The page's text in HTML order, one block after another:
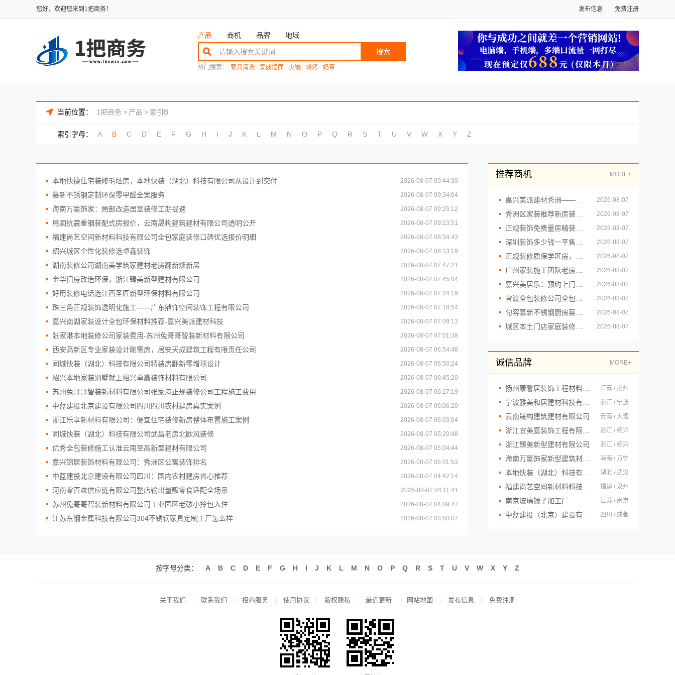
您好，欢迎您来到1把商务！ 发布信息 免费注册
产品 商机 品牌 地域
搜索
热门搜索： 家具清洗 集成墙面 火锅 烧烤 奶茶
当前位置： 1把商务 > 产品 > 索引B
索引字母： A B C D E F G H I J K L M N O P Q R S T U V W X Y Z
本地快捷住宅装修毛坯房，本地快装（湖北）科技有限公司从设计到交付 2026-08-07 09:44:39
慕新不锈钢定制环保零甲醛全案服务 2026-08-07 09:34:04
海南万赢饰家：局部改造居室装修工期提速 2026-08-07 09:25:12
稳固抗震重钢装配式房报价，云南晟构建筑建材有限公司透明公开 2026-08-07 09:23:51
福建尚艺空间新材料科技有限公司全包家庭装修口碑优选报价明细 2026-08-07 08:34:43
绍兴城区个性化装修选卓鑫装饰 2026-08-07 08:13:19
湖南装修公司湖南美学筑家建材老房翻新焕新居 2026-08-07 07:47:21
金华旧房改造环保，浙江臻美新型建材有限公司 2026-08-07 07:45:04
好用装修电话选江西圣匠新型环保材料有限公司 2026-08-07 07:24:19
珠三角正规装饰透明化施工——广东鼎饰空间装饰工程有限公司 2026-08-07 07:18:54
嘉兴南湖家装设计全包环保材料推荐-嘉兴美派建材科技 2026-08-07 07:09:13
张家港本地装修公司家装费用-苏州兔哥哥智装新材料有限公司 2026-08-07 07:01:38
西安高新区专业家装设计刚需房，居安天成建筑工程有限责任公司 2026-08-07 06:54:48
同城快装（湖北）科技有限公司精装房翻新零增项设计 2026-08-07 06:50:24
绍兴本地家装别墅就上绍兴卓鑫装饰材料有限公司 2026-08-07 06:45:20
苏州兔哥哥智装新材料有限公司张家港正规装修公司工程施工费用 2026-08-07 06:17:19
中蓝建投北京建设有限公司四川四川农村建房真实案例 2026-08-07 06:06:20
浙江乐享新材料有限公司：便宜住宅装修新房整体布置施工案例 2026-08-07 06:03:04
同城快装（湖北）科技有限公司武昌老房北欧风装修 2026-08-07 05:20:48
优秀全包装修施工认准云南至高新型建材有限公司 2026-08-07 05:04:44
嘉兴锦居装饰材料有限公司：秀洲区公寓装饰排名 2026-08-07 05:01:53
中蓝建投北京建设有限公司四川：国内农村建房省心推荐 2026-08-07 04:42:14
河南零百味供应链有限公司整店输出量贩零食适配全场景 2026-08-07 04:11:41
苏州兔哥哥智装新材料有限公司工业园区老破小拎包入住 2026-08-07 04:09:47
江苏东钢金属科技有限公司304不锈钢家具定制工厂怎么样 2026-08-07 03:50:07
推荐商机 MORE+
2026-08-07
2026-08-07
2026-08-07
2026-08-07
2026-08-07
2026-08-07
2026-08-07
2026-08-07
2026-08-07
2026-08-07
诚信品牌 MORE+
江苏 / 扬州
浙江 / 宁波
云南晟构建筑建材有限公司 云南 / 大理
浙江 / 绍兴
浙江臻美新型建材有限公司 浙江 / 绍兴
海南 / 万宁
湖北 / 武汉
福建 / 泉州
南京玻璃镜子加工厂 江苏 / 南京
四川 / 成都
按字母分类： A B C D E F G H I J K L M N O P Q R S T U V W X Y Z
关于我们 联系我们 招商服务 使用协议 版权隐私 最近更新 网站地图 发布信息 免费注册